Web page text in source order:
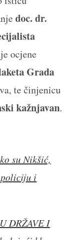
doc. dr.
ocjene
Grada
te činjenicu
kažnjavan.
su Nikšić,
i
DRŽAVE I